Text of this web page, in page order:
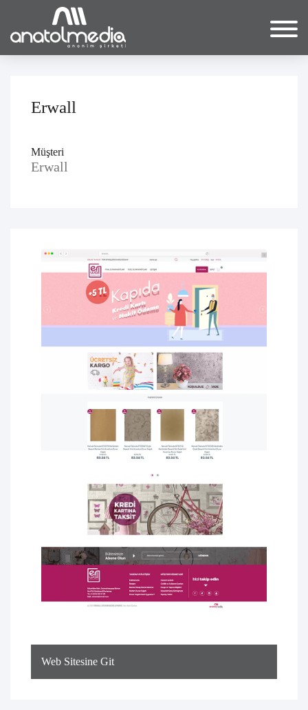
Erwall
Müşteri
Erwall
Web Sitesine Git